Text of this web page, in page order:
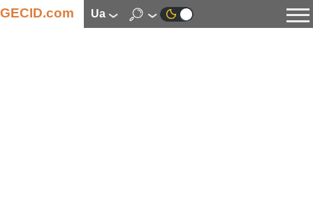
GECID.com ua